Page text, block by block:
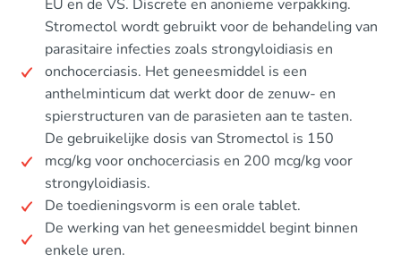
EU en de VS. Discrete en anonieme verpakking.
Stromectol wordt gebruikt voor de behandeling van
parasitaire infecties zoals strongyloidiasis en
onchocerciasis. Het geneesmiddel is een
anthelminticum dat werkt door de zenuw- en
spierstructuren van de parasieten aan te tasten.
De gebruikelijke dosis van Stromectol is 150
mcg/kg voor onchocerciasis en 200 mcg/kg voor
strongyloidiasis.
De toedieningsvorm is een orale tablet.
De werking van het geneesmiddel begint binnen
enkele uren.